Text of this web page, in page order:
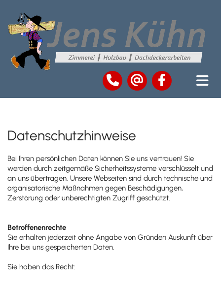
Datenschutzhinweise
Bei Ihren persönlichen Daten können Sie uns vertrauen! Sie
werden durch zeitgemäße Sicherheitssysteme verschlüsselt und
an uns übertragen. Unsere Webseiten sind durch technische und
organisatorische Maßnahmen gegen Beschädigungen,
Zerstörung oder unberechtigten Zugriff geschützt.
Betroffenenrechte
Sie erhalten jederzeit ohne Angabe von Gründen Auskunft über
Ihre bei uns gespeicherten Daten.
Sie haben das Recht: